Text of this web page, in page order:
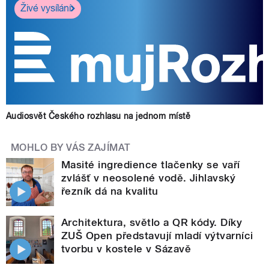
Živé vysílání
Audiosvět Českého rozhlasu na jednom místě
MOHLO BY VÁS ZAJÍMAT
Masité ingredience tlačenky se vaří
zvlášť v neosolené vodě. Jihlavský
řezník dá na kvalitu
Architektura, světlo a QR kódy. Díky
ZUŠ Open představují mladí výtvarníci
tvorbu v kostele v Sázavě